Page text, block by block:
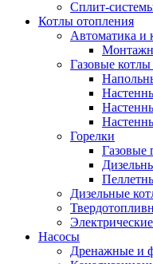
Сплит-
Котлы отопления
Автоматика и
Газовые
Горелки
Газовые
Дизельные
Насосы
Дренажные и